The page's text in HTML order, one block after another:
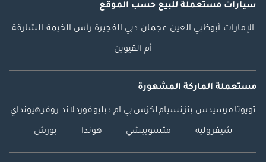
سيارات مستعملة للبيع حسب الموقع
الإمارات أبوظبي العين عجمان دبي الفجيرة رأس الخيمة الشارقة
أم القيوين
مستعملة الماركة المشهورة
تويوتا مرسيدس بنزنسياملكزس بي ام دبليوفوردلاند روفرهيونداي
شيفروليه متسوبيشي هوندا بورش